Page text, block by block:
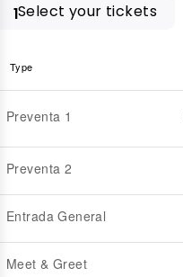
Select your tickets
1
Type
Preventa 1
Preventa 2
Entrada General
Meet & Greet